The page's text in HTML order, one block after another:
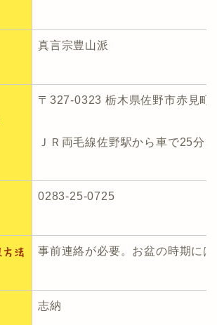
真言宗豊山派
〒327-0323 栃木県佐野市赤見町
ＪＲ両毛線佐野駅から車で25分
0283-25-0725
法 事前連絡が必要。お盆の時期に
志納